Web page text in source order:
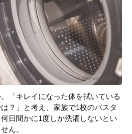
「キレイになった体を拭いている
？」と考え、家族で1枚のバスタ
日間かに1度しか洗濯しないとい
ん。